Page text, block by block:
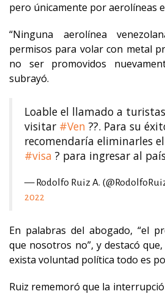
pero únicamente por aerolíneas
“Ninguna aerolínea
permisos para volar con metal
no ser promovidos
subrayó.
Loable el llamado a
visitar #Ven ??. Para su
recomendaría eliminarles
#visa ? para ingresar al
— Rodolfo Ruiz A.
2022
En palabras del abogado, “el
que nosotros no”, y destacó
exista voluntad política todo es
Ruiz rememoró que la